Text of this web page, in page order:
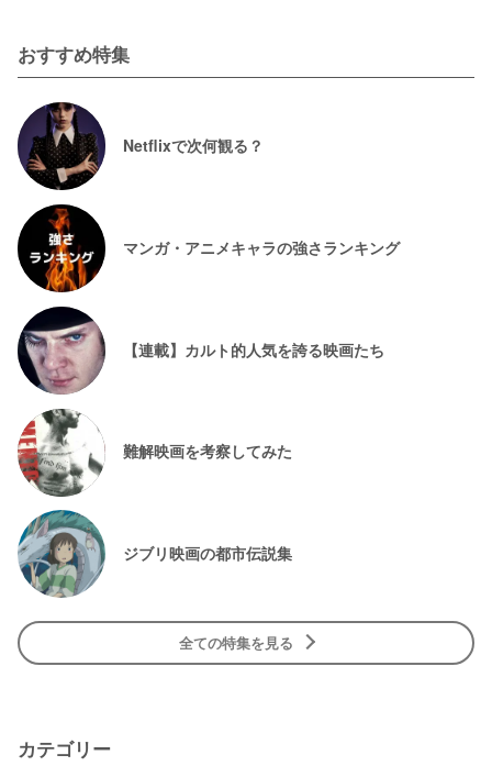
おすすめ特集
Netflixで次何観る？
マンガ・アニメキャラの強さランキング
【連載】カルト的人気を誇る映画たち
難解映画を考察してみた
ジブリ映画の都市伝説集
全ての特集を見る
カテゴリー